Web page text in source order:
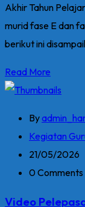
Akhir Tahun
murid fase E dan
berikut ini
Read More
By
Kegiatan
21/05/2026
0 Comments
Video